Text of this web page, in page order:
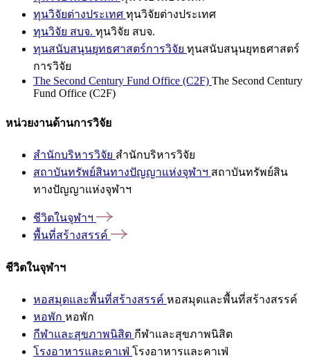
ทุนวิจัยต่างประเทศ ทุนวิจัยต่างประเทศ
ทุนวิจัย สบจ. ทุนวิจัย สบจ.
ทุนสนับสนุนยุทธศาสตร์การวิจัย ทุนสนับสนุนยุทธศาสตร์
การวิจัย
The Second Century Fund Office (C2F) The Second Century
Fund Office (C2F)
หน่วยงานด้านการวิจัย
สำนักบริหารวิจัย สำนักบริหารวิจัย
สถาบันทรัพย์สินทางปัญญาแห่งจุฬาฯ สถาบันทรัพย์สิน
ทางปัญญาแห่งจุฬาฯ
ชีวิตในจุฬาฯ
พื้นที่สร้างสรรค์
ชีวิตในจุฬาฯ
หอสมุดและพื้นที่สร้างสรรค์ หอสมุดและพื้นที่สร้างสรรค์
หอพัก หอพัก
กีฬาและสุขภาพนิสิต กีฬาและสุขภาพนิสิต
โรงอาหารและคาเฟ่ โรงอาหารและคาเฟ่